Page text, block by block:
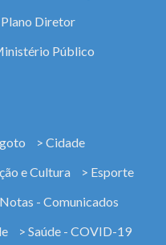
Plano Diretor
Público
> Cidade
e Cultura
> Esporte
- Comunicados
> Saúde - COVID-19